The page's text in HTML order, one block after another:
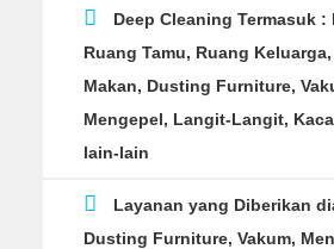
Deep Cleaning Termasuk :
Ruang Tamu, Ruang
Makan, Dusting Furniture,
Mengepel, Langit-Langit,
lain-lain
Layanan yang Diberikan
Dusting Furniture, Vakum,